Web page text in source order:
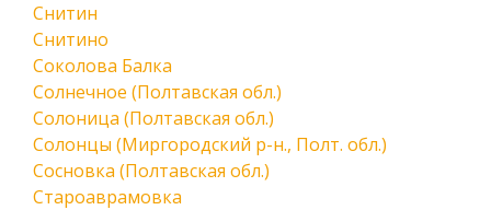
Снитин
Снитино
Соколова Балка
Солнечное (Полтавская обл.)
Солоница (Полтавская обл.)
Солонцы (Миргородский р-н., Полт. обл.)
Сосновка (Полтавская обл.)
Староаврамовка